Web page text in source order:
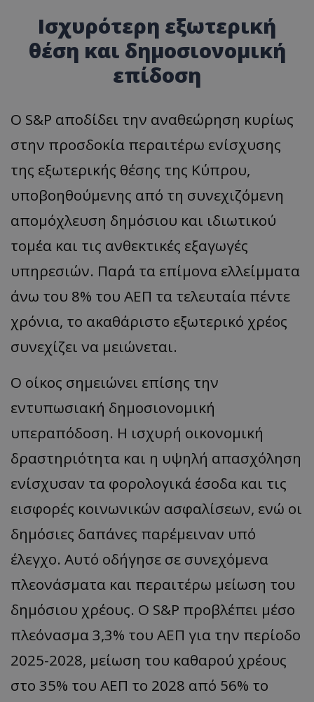
Ισχυρότερη εξωτερική
θέση και δημοσιονομική
επίδοση
Ο S&P αποδίδει την αναθεώρηση κυρίως
στην προσδοκία περαιτέρω ενίσχυσης
της εξωτερικής θέσης της Κύπρου,
υποβοηθούμενης από τη συνεχιζόμενη
απομόχλευση δημόσιου και ιδιωτικού
τομέα και τις ανθεκτικές εξαγωγές
υπηρεσιών. Παρά τα επίμονα ελλείμματα
άνω του 8% του ΑΕΠ τα τελευταία πέντε
χρόνια, το ακαθάριστο εξωτερικό χρέος
συνεχίζει να μειώνεται.
Ο οίκος σημειώνει επίσης την
εντυπωσιακή δημοσιονομική
υπεραπόδοση. Η ισχυρή οικονομική
δραστηριότητα και η υψηλή απασχόληση
ενίσχυσαν τα φορολογικά έσοδα και τις
εισφορές κοινωνικών ασφαλίσεων, ενώ οι
δημόσιες δαπάνες παρέμειναν υπό
έλεγχο. Αυτό οδήγησε σε συνεχόμενα
πλεονάσματα και περαιτέρω μείωση του
δημόσιου χρέους. Ο S&P προβλέπει μέσο
πλεόνασμα 3,3% του ΑΕΠ για την περίοδο
2025-2028, μείωση του καθαρού χρέους
στο 35% του ΑΕΠ το 2028 από 56% το